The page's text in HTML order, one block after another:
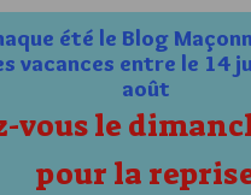
été le Blog
vacances entre le 14
août
vous le
pour la